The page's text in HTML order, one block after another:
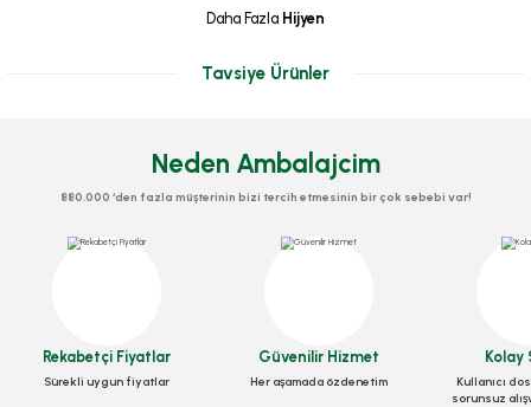
Daha Fazla Hijyen
Tavsiye Ürünler
230,00 TL + KDV
262,08 TL+ KDV
19,60 TL
Neden Ambalajcim
880.000 ‘den fazla müşterinin bizi tercih etmesinin bir çok sebebi var!
Rekabetçi Fiyatlar
Sürekli uygun fiyatlar
Güvenilir Hizmet
Her aşamada özdenetim
Kolay
Kullanıcı
sorunsuz